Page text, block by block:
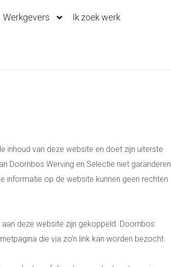
Werkgevers Ik zoek werk
inhoud van deze website en doet zijn uiterste
Doornbos Werving en Selectie niet garanderen
informatie op de website kunnen geen rechten
deze website zijn gekoppeld. Doornbos
die via zo’n link kan worden bezocht.